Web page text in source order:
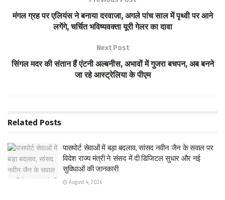
o
A
p
मंगल ग्रह पर एलियंस ने बनाया दरवाजा, अगले पांच साल में पृथ्वी पर आने
लगेंगे, चर्चित भविष्यवक्ता यूरी गेलर का दावा
Next Post
सिंगल मदर की संतान हैं एंटनी अल्बनीस, अभावों में गुजरा बचपन, अब बनने
जा रहे आस्ट्रेलिया के पीएम
Related Posts
पासपोर्ट सेवाओं में बड़ा बदलाव, सांसद नवीन जैन के सवाल पर
विदेश राज्य मंत्री ने संसद में दी डिजिटल सुधार और नई
सुविधाओं की जानकारी
August 4, 2026